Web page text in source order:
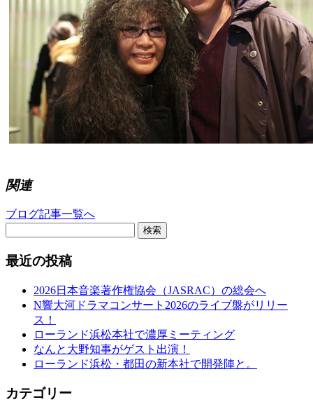
関連
ブログ記事一覧へ
検索
最近の投稿
2026日本音楽著作権協会（JASRAC）の総会へ
N響大河ドラマコンサート2026のライブ盤がリリー
ス！
ローランド浜松本社で濃厚ミーティング
なんと大野知事がゲスト出演！
ローランド浜松・都田の新本社で開発陣と。
カテゴリー